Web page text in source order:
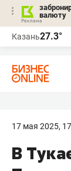
валюту
Казань27.3°
17 мая 2025,
В